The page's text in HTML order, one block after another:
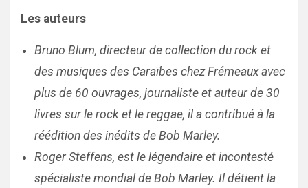
Les auteurs
Bruno Blum, directeur de collection du rock et
des musiques des Caraïbes chez Frémeaux avec
plus de 60 ouvrages, journaliste et auteur de 30
livres sur le rock et le reggae, il a contribué à la
réédition des inédits de Bob Marley.
Roger Steffens, est le légendaire et incontesté
spécialiste mondial de Bob Marley. Il détient la